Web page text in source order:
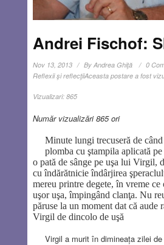
Andrei Fischof:
Nov 13, 2013 By Andrea Ghiţă 0
Reflexii şi reflecţiiAceasta postare a fost
Vizualizari: 865
Număr vizualizări 865 ori
Minute lungi trecuseră de
plomba cu ştampila aplicată pe
o pată de sânge pe uşa lui Virgil,
cu îndărătnicie îndârjirea
mereu printre degete, în vreme ce
uşor uşa, împingând clanţa. Nu
păruse la un moment dat că aude
Virgil de dincolo de uşă
Virgil a murit în dimineaţa zilei